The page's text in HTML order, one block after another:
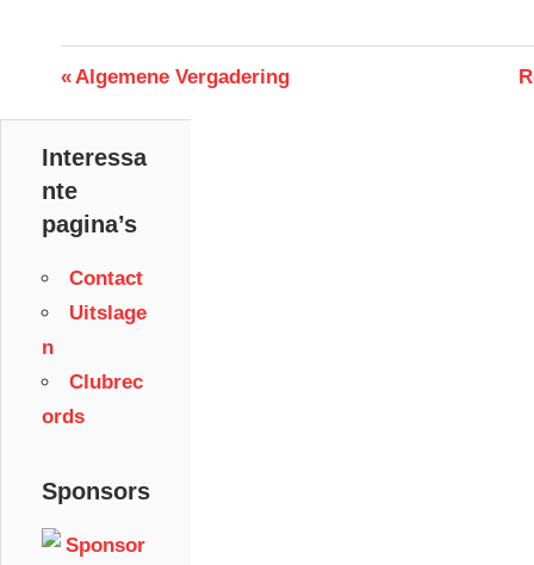
Berichtnavigatie
Previous
Algemene Vergadering
Interessa
nte
pagina’s
Contact
Uitslage
n
Clubrec
ords
Sponsors